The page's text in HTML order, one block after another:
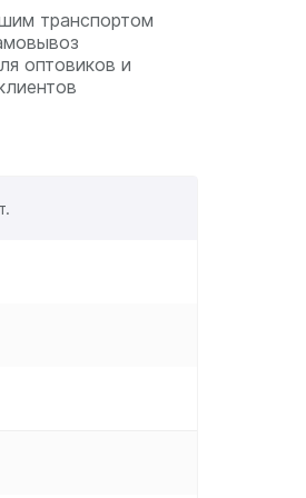
транспортом
оптовиков и